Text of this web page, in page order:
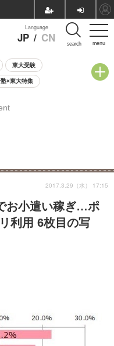
menu
Language
JP / CN search
東大受験
×東大特集
談会
お小遣い稼ぎ…ポ
利用 6枚目の写
2017.3.29（水） 17:15